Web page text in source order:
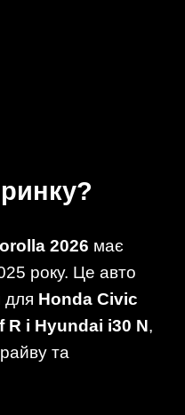
2026 має
року. Це авто
для Honda Civic
і Hyundai i30 N,
та